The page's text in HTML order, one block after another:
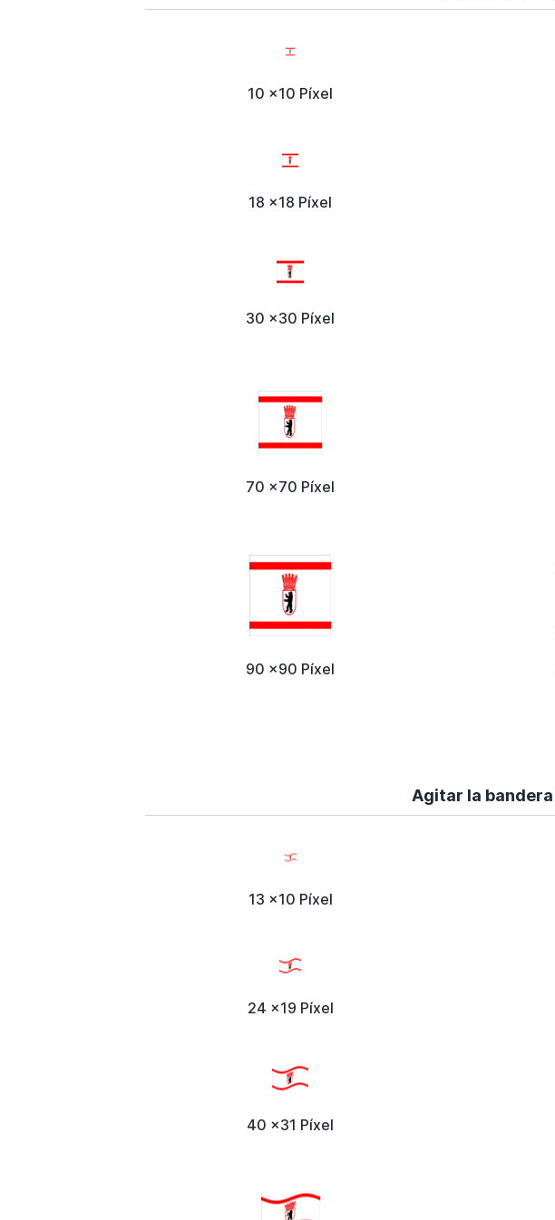
10 x10 Píxel
18 x18 Píxel
30 x30 Píxel
70 x70 Píxel
90 x90 Píxel
Agitar la
13 x10 Píxel
24 x19 Píxel
40 x31 Píxel